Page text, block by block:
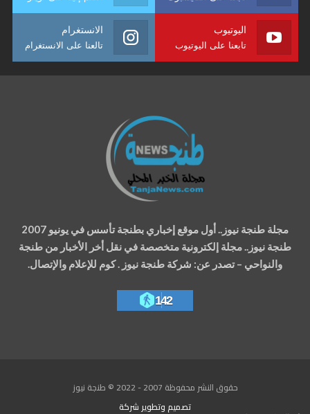
اليوتيوب
تابعنا على اليوتيوب
الانستغرام
تالعنا على الانستغرام
مجلة طنجة نيوز.. أول موقع إخباري بطنجة تأسس في يونيو 2007
طنجة نيوز.. مجلة إلكترونية متخصصة في نقل أخر الأخبار من طنجة
والنواحي – تصدر عن: شركة طنجة نيوز . كوم للإعلام والإتصال.
142
حقوق النشر محفوظة 2007 - 2022 © طنجة نيوز
تصميم وتطوير شركة